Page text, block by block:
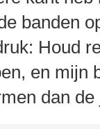
banden
Houd
en mijn
dan de